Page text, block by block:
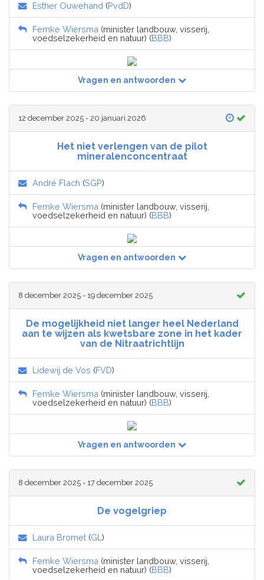
Esther Ouwehand (PvdD)
Femke Wiersma (minister landbouw, visserij,
voedselzekerheid en natuur) (BBB)
Vragen en antwoorden
12 december 2025 - 20 januari 2026
Het niet verlengen van de pilot
mineralenconcentraat
André Flach (SGP)
Femke Wiersma (minister landbouw, visserij,
voedselzekerheid en natuur) (BBB)
Vragen en antwoorden
8 december 2025 - 19 december 2025
De mogelijkheid niet langer heel Nederland
aan te wijzen als kwetsbare zone in het kader
van de Nitraatrichtlijn
Lidewij de Vos (FVD)
Femke Wiersma (minister landbouw, visserij,
voedselzekerheid en natuur) (BBB)
Vragen en antwoorden
8 december 2025 - 17 december 2025
De vogelgriep
Laura Bromet (GL )
Femke Wiersma (minister landbouw, visserij,
voedselzekerheid en natuur) (BBB)